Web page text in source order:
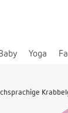
Yoga